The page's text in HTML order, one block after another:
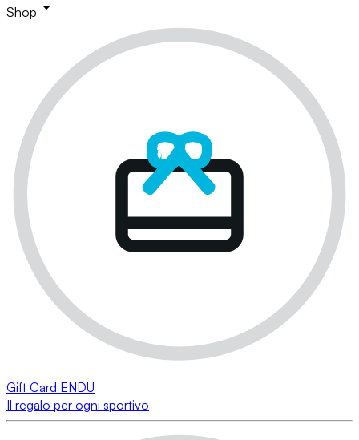
Shop
Gift Card ENDU
Il regalo per ogni sportivo